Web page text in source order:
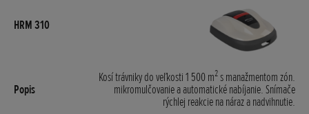
Kosí trávniky do veľkosti 1 500 m2s manažmentom zón.
mikromulčovanie a automatické nabíjanie. Snímače
rýchlej reakcie na náraz a nadvihnutie.